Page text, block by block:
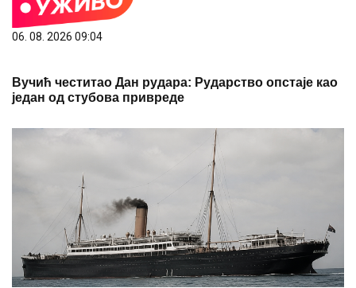
06. 08. 2026 09:04
Вучић честитао Дан рудара: Рударство опстаје као
један од стубова привреде